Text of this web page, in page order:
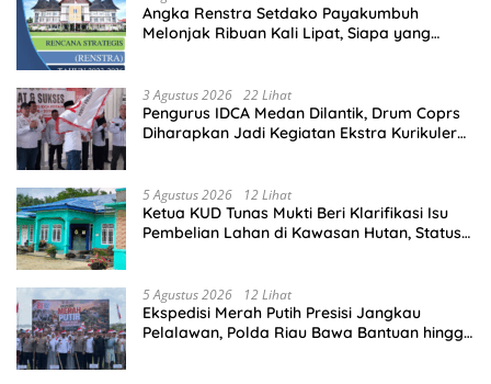
Angka Renstra Setdako Payakumbuh
Melonjak Ribuan Kali Lipat, Siapa yang
3 Agustus 2026 22 Lihat
Pengurus IDCA Medan Dilantik, Drum Coprs
Diharapkan Jadi Kegiatan Ekstra Kurikuler
5 Agustus 2026 12 Lihat
Ketua KUD Tunas Mukti Beri Klarifikasi Isu
Pembelian Lahan di Kawasan Hutan, Status
5 Agustus 2026 12 Lihat
Ekspedisi Merah Putih Presisi Jangkau
Pelalawan, Polda Riau Bawa Bantuan hingga